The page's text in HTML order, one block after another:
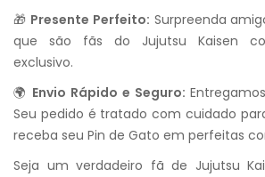
🎁 Presente Perfeito: Surpreenda
que são fãs do Jujutsu Kaisen
exclusivo.
🌍 Envio Rápido e Seguro:
Seu pedido é tratado com cuidado
receba seu Pin de Gato em perfeitas
Seja um verdadeiro fã de Jujutsu